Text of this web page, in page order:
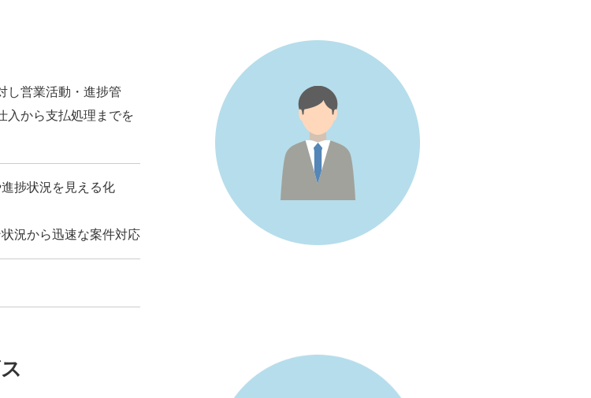
し営業活動・進捗管
入から支払処理までを
捗状況を見える化
況から迅速な案件対応